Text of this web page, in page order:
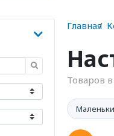
Главная
Товаров